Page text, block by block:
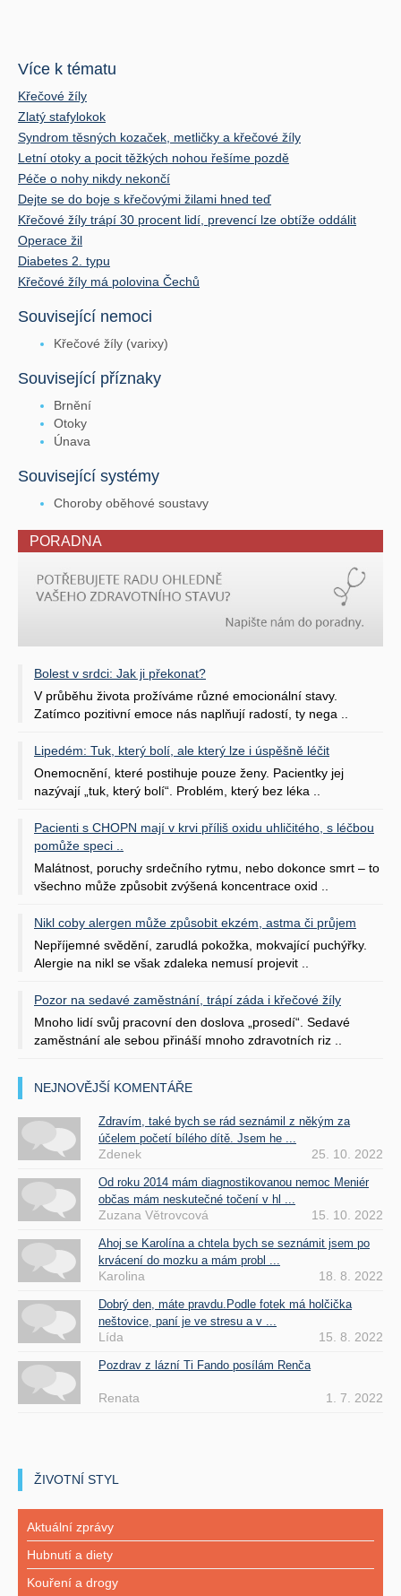
Více k tématu
Křečové žíly
Zlatý stafylokok
Syndrom těsných kozaček, metličky a křečové žíly
Letní otoky a pocit těžkých nohou řešíme pozdě
Péče o nohy nikdy nekončí
Dejte se do boje s křečovými žilami hned teď
Křečové žíly trápí 30 procent lidí, prevencí lze obtíže oddálit
Operace žil
Diabetes 2. typu
Křečové žíly má polovina Čechů
Související nemoci
Křečové žíly (varixy)
Související příznaky
Brnění
Otoky
Únava
Související systémy
Choroby oběhové soustavy
PORADNA
Bolest v srdci: Jak ji překonat?
V průběhu života prožíváme různé emocionální stavy.
Zatímco pozitivní emoce nás naplňují radostí, ty nega ..
Lipedém: Tuk, který bolí, ale který lze i úspěšně léčit
Onemocnění, které postihuje pouze ženy. Pacientky jej
nazývají „tuk, který bolí“. Problém, který bez léka ..
Pacienti s CHOPN mají v krvi příliš oxidu uhličitého, s léčbou
pomůže speci ..
Malátnost, poruchy srdečního rytmu, nebo dokonce smrt – to
všechno může způsobit zvýšená koncentrace oxid ..
Nikl coby alergen může způsobit ekzém, astma či průjem
Nepříjemné svědění, zarudlá pokožka, mokvající puchýřky.
Alergie na nikl se však zdaleka nemusí projevit ..
Pozor na sedavé zaměstnání, trápí záda i křečové žíly
Mnoho lidí svůj pracovní den doslova „prosedí“. Sedavé
zaměstnání ale sebou přináší mnoho zdravotních riz ..
NEJNOVĚJŠÍ KOMENTÁŘE
Zdravím, také bych se rád seznámil z někým za
účelem početí bílého dítě. Jsem he ...
Zdenek 25. 10. 2022
Od roku 2014 mám diagnostikovanou nemoc Meniér
občas mám neskutečné točení v hl ...
Zuzana Větrovcová 15. 10. 2022
Ahoj se Karolína a chtela bych se seznámit jsem po
krvácení do mozku a mám probl ...
Karolina 18. 8. 2022
Dobrý den, máte pravdu.Podle fotek má holčička
neštovice, paní je ve stresu a v ...
Lída 15. 8. 2022
Pozdrav z lázní Ti Fando posílám Renča
Renata 1. 7. 2022
ŽIVOTNÍ STYL
Aktuální zprávy
Hubnutí a diety
Kouření a drogy